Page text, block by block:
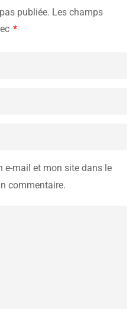
publiée. Les champs
*
e-mail et mon site dans le
commentaire.